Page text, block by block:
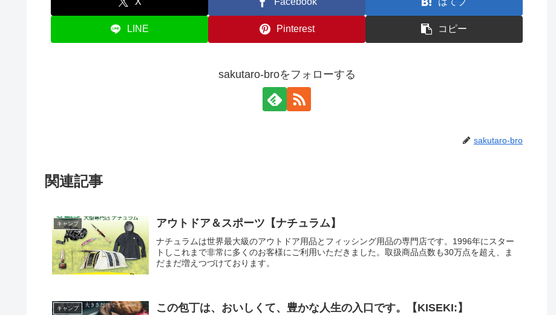
LINE Pinterest コピー
sakutaro-broをフォローする
sakutaro-bro
関連記事
キャンプ アウトドア＆スポーツ【ナチュラム】
ナチュラムは世界最大級のアウトドア用品とフィッシング用品の専門店です。1996年にスター
トしこれまで非常に多くのお客様にご利用いただきました。取扱商品点数も30万点を超え、ま
だまだ増えつづけております。
キャンプ この包丁は、おいしくて、豊かな人生の入口です。【KISEKI:】